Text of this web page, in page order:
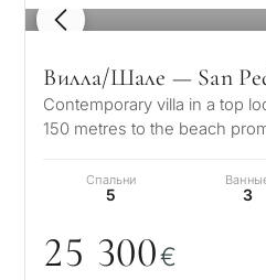
1 / 8
Вилла/Шале — San
Contemporary villa in a top
150 metres to the beach
Спальни
5 3
25 300€
КВИЗ